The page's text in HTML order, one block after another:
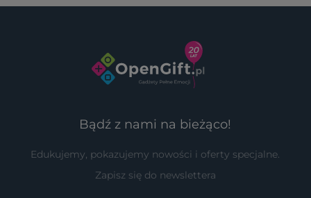
Bądź z nami na bieżąco!
Edukujemy, pokazujemy nowości i oferty specjalne.
Zapisz się do newslettera